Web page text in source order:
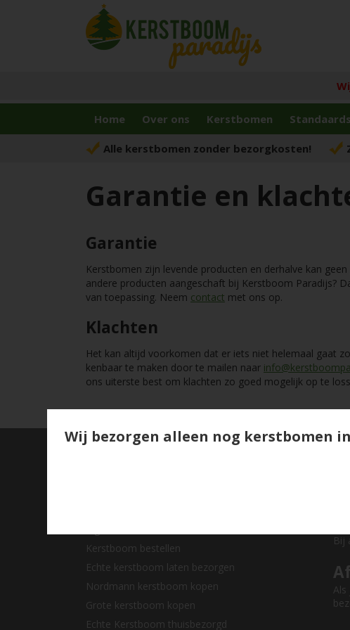
Home Over ons Kerstbomen Standaards
Alle kerstbomen zonder bezorgkosten!
Garantie en
Garantie
Kerstbomen zijn levende producten en derhalve kan
andere producten aangeschaft bij Kerstboom Paradijs?
van toepassing. Neem contact met ons op.
Klachten
Het kan altijd voorkomen dat er iets niet helemaal gaat
kenbaar te maken door te mailen naar
ons uiterste best om klachten zo goed mogelijk op te
Kerstboom bestellen
Echte kerstboom laten bezorgen
Nordmann kerstboom kopen
Grote kerstboom kopen
Echte Kerstboom thuisbezorgd
Bij
Wij bezorgen alleen nog kerstbomen